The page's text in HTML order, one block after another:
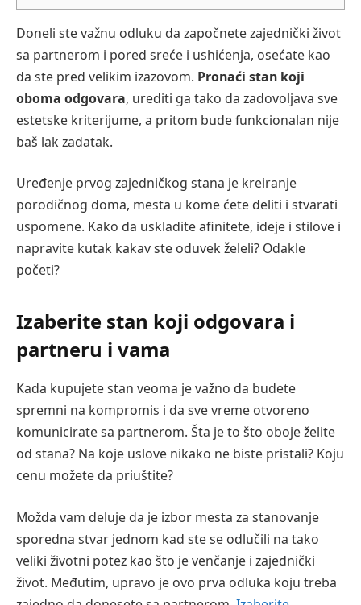
Doneli ste važnu odluku da započnete zajednički život
sa partnerom i pored sreće i ushićenja, osećate kao
da ste pred velikim izazovom. Pronaći stan koji
oboma odgovara, urediti ga tako da zadovoljava sve
estetske kriterijume, a pritom bude funkcionalan nije
baš lak zadatak.
Uređenje prvog zajedničkog stana je kreiranje
porodičnog doma, mesta u kome ćete deliti i stvarati
uspomene. Kako da uskladite afinitete, ideje i stilove i
napravite kutak kakav ste oduvek želeli? Odakle
početi?
Izaberite stan koji odgovara i
partneru i vama
Kada kupujete stan veoma je važno da budete
spremni na kompromis i da sve vreme otvoreno
komunicirate sa partnerom. Šta je to što oboje želite
od stana? Na koje uslove nikako ne biste pristali? Koju
cenu možete da priuštite?
Možda vam deluje da je izbor mesta za stanovanje
sporedna stvar jednom kad ste se odlučili na tako
veliki životni potez kao što je venčanje i zajednički
život. Međutim, upravo je ovo prva odluka koju treba